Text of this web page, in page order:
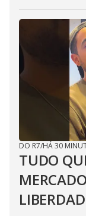
DO R7/HÁ 30
TUDO